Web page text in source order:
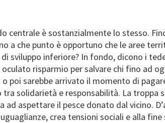
centrale è sostanzialmente lo stesso.
a che punto è opportuno che le aree
sviluppo inferiore? In fondo, dicono i
risparmio per salvare chi fino ad
poi sarebbe arrivato il momento di
solidarietà e responsabilità. La
ad aspettare il pesce donato dal vicino.
crea tensioni sociali e alla